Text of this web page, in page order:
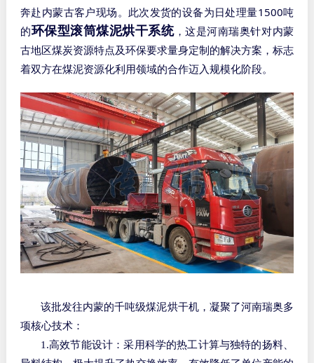
奔赴内蒙古客户现场。此次发货的设备为日处理量1500吨
的环保型滚筒煤泥烘干系统，这是河南瑞奥针对内蒙
古地区煤炭资源特点及环保要求量身定制的解决方案，标志
着双方在煤泥资源化利用领域的合作迈入规模化阶段。
该批发往内蒙的千吨级煤泥烘干机，凝聚了河南瑞奥多
项核心技术：
1.高效节能设计：采用科学的热工计算与独特的扬料、